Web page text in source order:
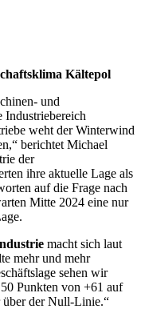
Kältepol
und
weht der Winterwind
berichtet Michael
der
ihre aktuelle Lage als
auf die Frage nach
Mitte 2024 eine nur
macht sich laut
mehr und mehr
sehen wir
Punkten von +61 auf
über der Null-Linie.“